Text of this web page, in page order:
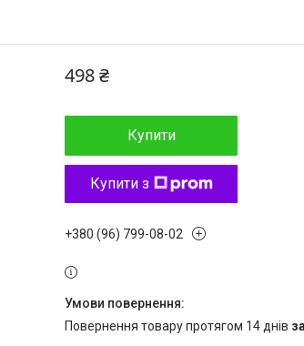
498 ₴
Купити
Купити з
+380 (96) 799-08-02
повернення товару протягом 14 днів